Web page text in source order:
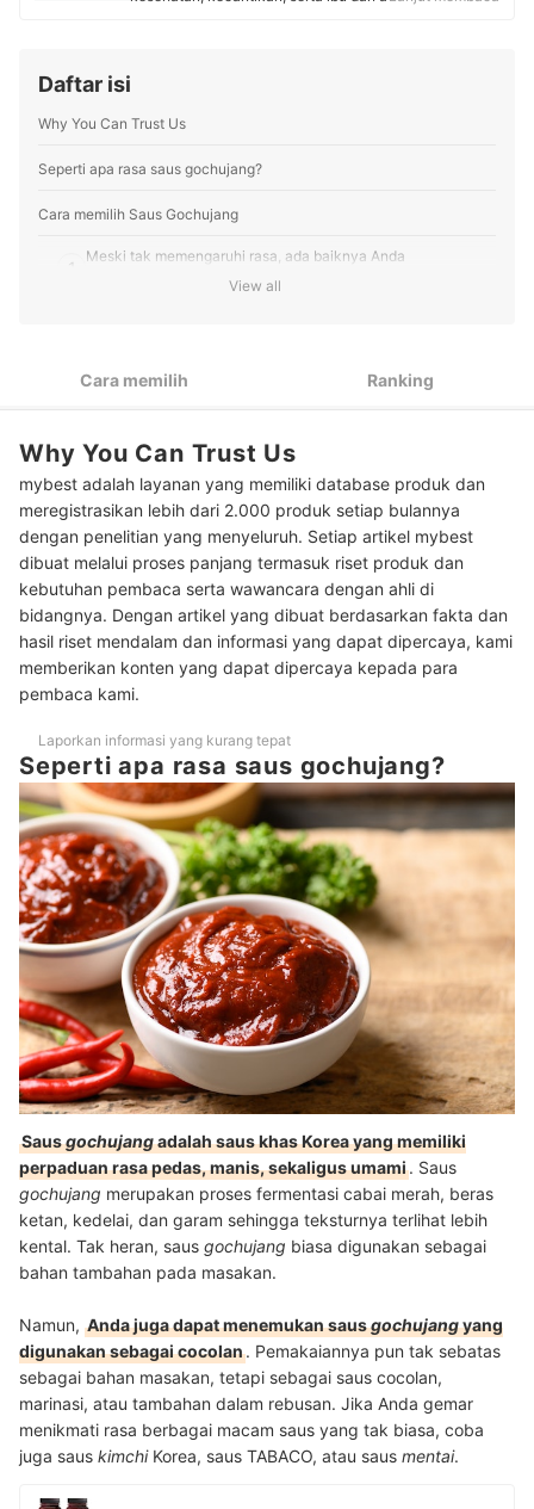
menghadirkan konten informatif dan tepercaya.
Daftar isi
Why You Can Trust Us
Seperti apa rasa saus gochujang?
Cara memilih Saus Gochujang
1
Meski tak memengaruhi rasa, ada baiknya Anda
mengutamakan saus gochujang berlogo halal
3
Peringkat Saus Gochujang Terbaik
Pertanyaan umum seputar saus gochujang
View all
Cara memilih Ranking
Why You Can Trust Us
mybest adalah layanan yang memiliki database produk dan
meregistrasikan lebih dari 2.000 produk setiap bulannya
dengan penelitian yang menyeluruh. Setiap artikel mybest
dibuat melalui proses panjang termasuk riset produk dan
kebutuhan pembaca serta wawancara dengan ahli di
bidangnya. Dengan artikel yang dibuat berdasarkan fakta dan
hasil riset mendalam dan informasi yang dapat dipercaya, kami
memberikan konten yang dapat dipercaya kepada para
pembaca kami.
Laporkan informasi yang kurang tepat
Seperti apa rasa saus gochujang?
Sausgochujangadalah saus khas Korea yang memiliki
perpaduan rasa pedas, manis, sekaligus umami. Saus
gochujang merupakan proses fermentasi cabai merah, beras
ketan, kedelai, dan garam sehingga teksturnya terlihat lebih
kental. Tak heran, saus gochujang biasa digunakan sebagai
bahan tambahan pada masakan.
Namun, Anda juga dapat menemukan sausgochujangyang
digunakan sebagai cocolan. Pemakaiannya pun tak sebatas
sebagai bahan masakan, tetapi sebagai saus cocolan,
marinasi, atau tambahan dalam rebusan. Jika Anda gemar
menikmati rasa berbagai macam saus yang tak biasa, coba
juga saus kimchiKorea, saus TABACO, atau saus mentai.